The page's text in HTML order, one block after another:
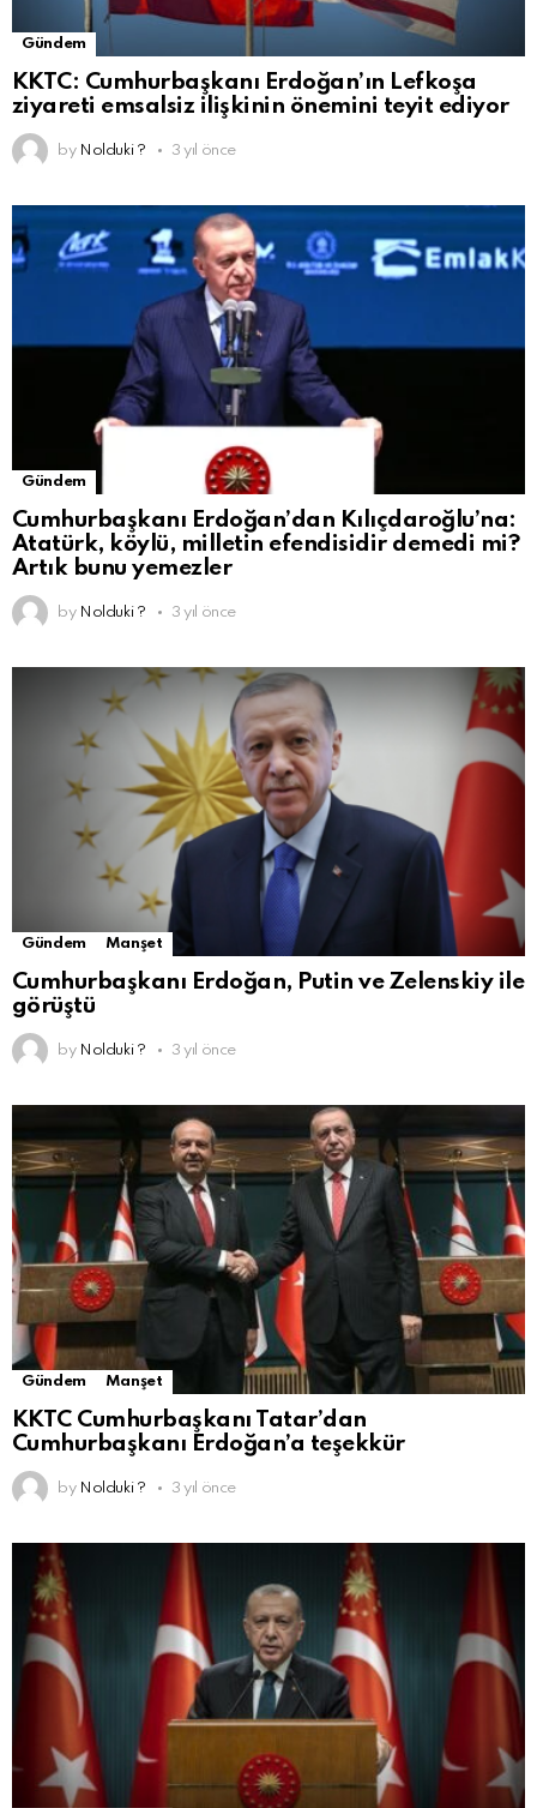
Gündem
KKTC: Cumhurbaşkanı Erdoğan’ın Lefkoşa
ziyareti emsalsiz ilişkinin önemini teyit ediyor
by Nolduki ? 3 yıl önce
Gündem
Cumhurbaşkanı Erdoğan’dan Kılıçdaroğlu’na:
Atatürk, köylü, milletin efendisidir demedi mi?
Artık bunu yemezler
by Nolduki ? 3 yıl önce
Gündem Manşet
Cumhurbaşkanı Erdoğan, Putin ve Zelenskiy ile
görüştü
by Nolduki ? 3 yıl önce
Gündem Manşet
KKTC Cumhurbaşkanı Tatar’dan
Cumhurbaşkanı Erdoğan’a teşekkür
by Nolduki ? 3 yıl önce